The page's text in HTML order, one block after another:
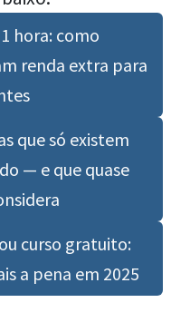
hora: como
renda extra para
que só existem
— e que quase
curso gratuito:
a pena em 2025